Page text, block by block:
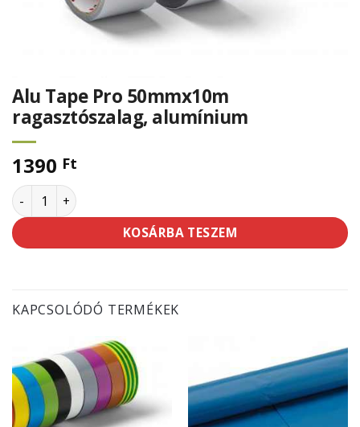
Alu Tape Pro 50mmx10m
ragasztószalag, alumínium
1390 Ft
Alu Tape Pro 50mmx10m ragasztószalag, alumínium
KOSÁRBA TESZEM
KAPCSOLÓDÓ TERMÉKEK